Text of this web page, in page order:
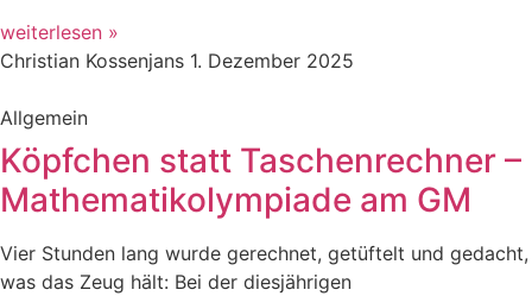
weiterlesen »
Christian Kossenjans 1. Dezember 2025
Allgemein
Köpfchen statt Taschenrechner –
Mathematikolympiade am GM
Vier Stunden lang wurde gerechnet, getüftelt und gedacht,
was das Zeug hält: Bei der diesjährigen